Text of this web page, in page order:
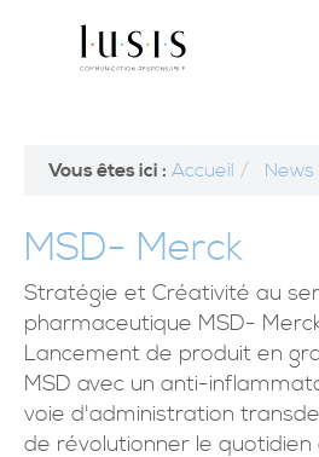
Vous êtes ici : Accueil News
MSD- Merck
Stratégie et Créativité au
pharmaceutique MSD-
Lancement de produit en
MSD avec un anti-
voie d'administration
de révolutionner le